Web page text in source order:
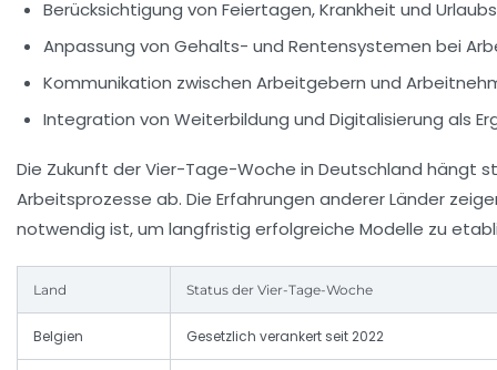
Berücksichtigung von Feiertagen, Krankheit und
Anpassung von Gehalts- und Rentensystemen bei
Kommunikation zwischen Arbeitgebern und
Integration von Weiterbildung und Digitalisierung als
Die Zukunft der Vier-Tage-Woche in Deutschland hängt
Arbeitsprozesse ab. Die Erfahrungen anderer Länder
notwendig ist, um langfristig erfolgreiche Modelle zu
Land Status der Vier-Tage-Woche
Belgien Gesetzlich verankert seit 2022